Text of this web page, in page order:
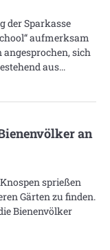
der Sparkasse
aufmerksam
sich
aus
an
sprießen
Gärten zu finden.
Bienenvölker